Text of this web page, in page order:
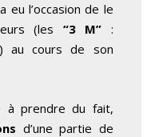
eu l’occasion de le
(les “3 M” :
au cours de son
à prendre du fait,
d’une partie de